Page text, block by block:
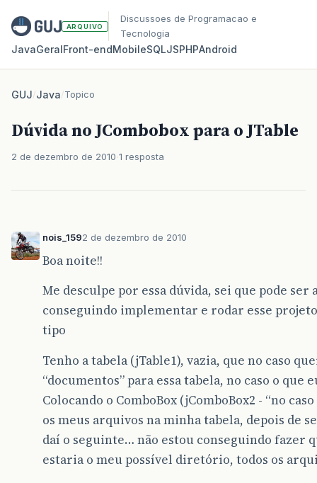
ARQUIVO
Discussoes de Programacao e
Tecnologia
JavaGeralFront‑endMobileSQLJSPHPAndroid
GUJ/Java/Topico
Dúvida no JCombobox para o JTable
2 de dezembro de 2010 1 resposta
nois_1592 de dezembro de 2010
Boa noite!!
Me desculpe por essa dúvida, sei que pode ser
conseguindo implementar e rodar esse
tipo
Tenho a tabela (jTable1), vazia, que no caso
“documentos” para essa tabela, no caso o que
Colocando o ComboBox (jComboBox2 - “no
os meus arquivos na minha tabela, depois de
daí o seguinte… não estou conseguindo fazer
estaria o meu possível diretório, todos os